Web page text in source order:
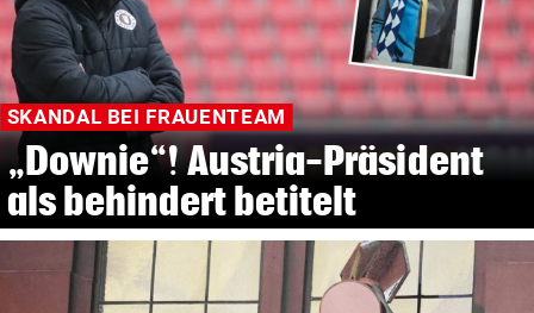
SKANDAL BEI FRAUENTEAM
„Downie“! Austria-Präsident
als behindert betitelt